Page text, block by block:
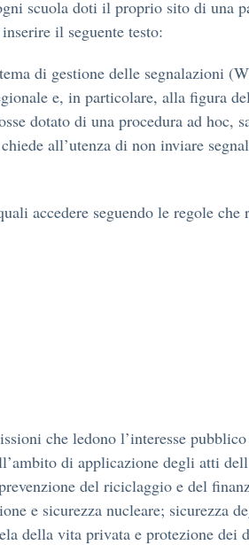
scuola doti il proprio sito di una
il seguente testo:
di gestione delle segnalazioni
e, in particolare, alla figura
dotato di una procedura ad hoc,
all’utenza di non inviare
accedere seguendo le regole
che ledono l’interesse
di applicazione degli atti
del riciclaggio e del
e sicurezza nucleare; sicurezza
della vita privata e protezione dei